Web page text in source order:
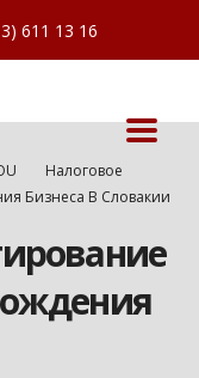
611 13 16
Налоговое
Бизнеса В Словакии